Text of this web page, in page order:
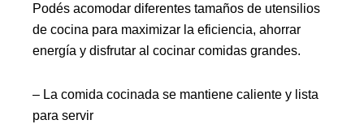
Podés acomodar diferentes tamaños de utensilios
de cocina para maximizar la eficiencia, ahorrar
energía y disfrutar al cocinar comidas grandes.
– La comida cocinada se mantiene caliente y lista
para servir